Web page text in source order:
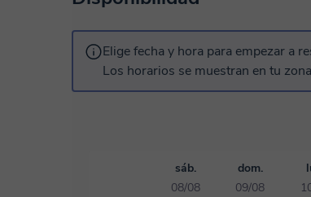
Una vez que vea sus archivos y acepte
Mis clases son una mezcla de partes
de 'conexión' con él, entonces nos
Cuando el estudiante esté
Elige fecha y hora para empezar a
Los horarios se muestran en tu
sáb.
08/08
dom.
09/08